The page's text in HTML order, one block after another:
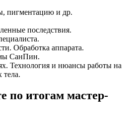
пигментацию и др.
последствия.
Обработка аппарата.
СанПин.
Технология и нюансы работы на
тела.
по итогам мастер-